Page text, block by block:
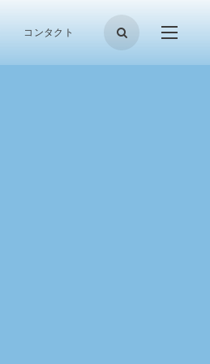
コンタクト